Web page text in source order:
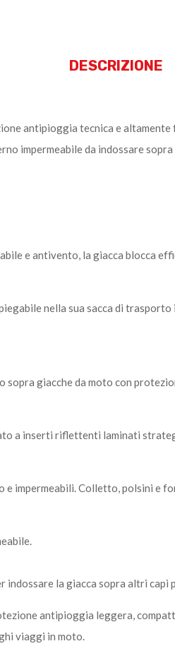
DESCRIZIONE
antipioggia tecnica e
impermeabile da indossare
e antivento, la giacca blocca
nella sua sacca di
sopra giacche da moto con
a inserti riflettenti laminati
e impermeabili. Colletto, polsini e
indossare la giacca sopra altri
antipioggia leggera,
viaggi in moto.